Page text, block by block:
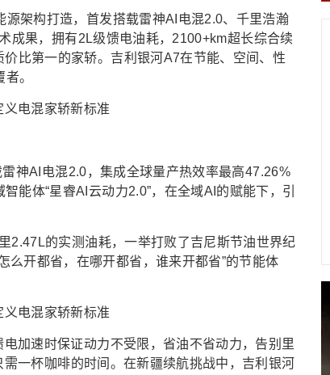
源架构打造，首发搭载雷神AI电混2.0、千里浩瀚
成果，拥有2L级馈电油耗，2100+km超长综合续
比第一的家轿。吉利银河A7在节能、空间、性
。
神AI电混2.0，集成全球量产热效率最高47.26%
能体“星睿AI云动力2.0”，在全域AI的赋能下，引
2.47L的实测油耗，一举打败了吉尼斯节油世界纪
么开都省，在哪开都省，谁来开都省”的节能体
加速时保证动力不受限，省油不省动力，告别里
一杯咖啡的时间。在新疆续航挑战中，吉利银河